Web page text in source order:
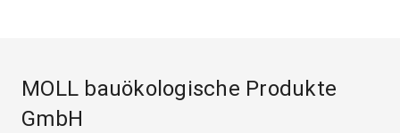
MOLL bauökologische Produkte
GmbH